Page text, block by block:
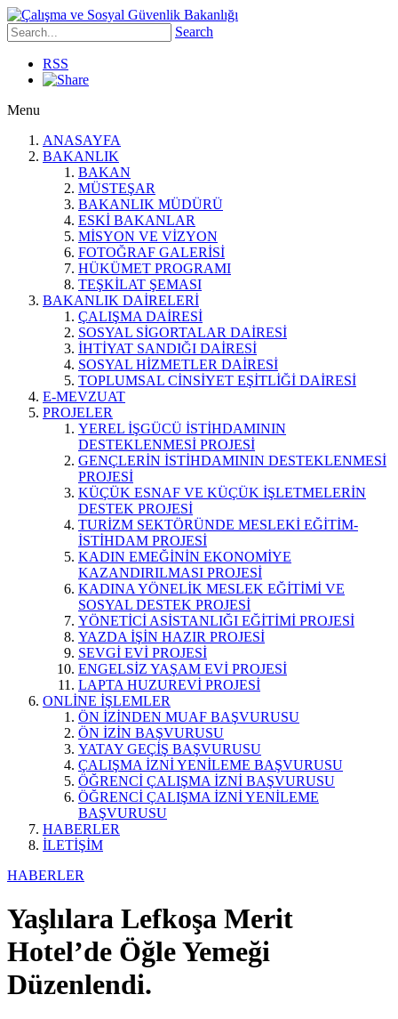
Search
RSS
Menu
ANASAYFA
BAKANLIK
BAKAN
MÜSTEŞAR
BAKANLIK MÜDÜRÜ
ESKİ BAKANLAR
MİSYON VE VİZYON
FOTOĞRAF GALERİSİ
HÜKÜMET PROGRAMI
TEŞKİLAT ŞEMASI
BAKANLIK DAİRELERİ
ÇALIŞMA DAİRESİ
SOSYAL SİGORTALAR DAİRESİ
İHTİYAT SANDIĞI DAİRESİ
SOSYAL HİZMETLER DAİRESİ
TOPLUMSAL CİNSİYET EŞİTLİĞİ DAİRESİ
E-MEVZUAT
PROJELER
YEREL İŞGÜCÜ İSTİHDAMININ
DESTEKLENMESİ PROJESİ
GENÇLERİN İSTİHDAMININ DESTEKLENMESİ
PROJESİ
KÜÇÜK ESNAF VE KÜÇÜK İŞLETMELERİN
DESTEK PROJESİ
TURİZM SEKTÖRÜNDE MESLEKİ EĞİTİM-
İSTİHDAM PROJESİ
KADIN EMEĞİNİN EKONOMİYE
KAZANDIRILMASI PROJESİ
KADINA YÖNELİK MESLEK EĞİTİMİ VE
SOSYAL DESTEK PROJESİ
YÖNETİCİ ASİSTANLIĞI EĞİTİMİ PROJESİ
YAZDA İŞİN HAZIR PROJESİ
SEVGİ EVİ PROJESİ
ENGELSİZ YAŞAM EVİ PROJESİ
LAPTA HUZUREVİ PROJESİ
ONLİNE İŞLEMLER
ÖN İZİNDEN MUAF BAŞVURUSU
ÖN İZİN BAŞVURUSU
YATAY GEÇİŞ BAŞVURUSU
ÇALIŞMA İZNİ YENİLEME BAŞVURUSU
ÖĞRENCİ ÇALIŞMA İZNİ BAŞVURUSU
ÖĞRENCİ ÇALIŞMA İZNİ YENİLEME
BAŞVURUSU
HABERLER
İLETİŞİM
HABERLER
Yaşlılara Lefkoşa Merit
Hotel’de Öğle Yemeği
Düzenlendi.